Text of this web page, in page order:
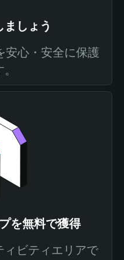
しょう
心・安全に保護
を無料で獲得
ビティエリアで